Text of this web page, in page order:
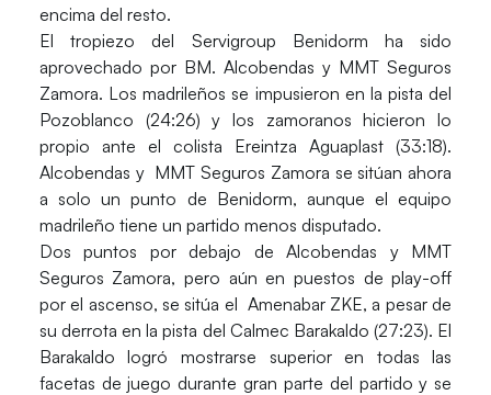
encima del resto.
El tropiezo del Servigroup Benidorm ha sido
aprovechado por BM. Alcobendas y MMT Seguros
Zamora. Los madrileños se impusieron en la pista del
Pozoblanco (24:26) y los zamoranos hicieron lo
propio ante el colista Ereintza Aguaplast(33:18).
Alcobendas y MMT Seguros Zamora se sitúan ahora
a solo un punto de Benidorm, aunque el equipo
madrileño tiene un partido menos disputado.
Dos puntos por debajo de Alcobendas y MMT
Seguros Zamora, pero aún en puestos de play-off
por el ascenso, se sitúa el Amenabar ZKE, a pesar de
su derrota en la pista del Calmec Barakaldo (27:23). El
Barakaldo logró mostrarse superior en todas las
facetas de juego durante gran parte del partido y se